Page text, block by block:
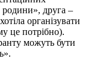
родини», друга –
організувати
це потрібно).
можуть бути